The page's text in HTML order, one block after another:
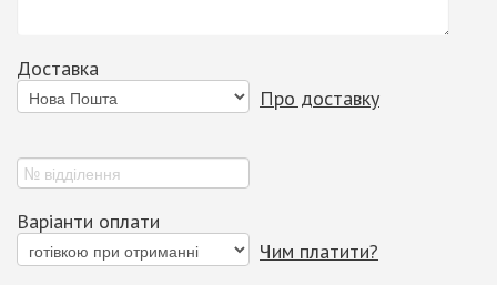
Доставка
Про доставку
Варіанти оплати
Чим платити?